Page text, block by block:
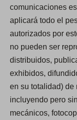
comunicaciones
aplicará todo el
autorizados por
no pueden ser
distribuidos,
exhibidos,
en su totalidad) de
incluyendo pero
mecánicos,